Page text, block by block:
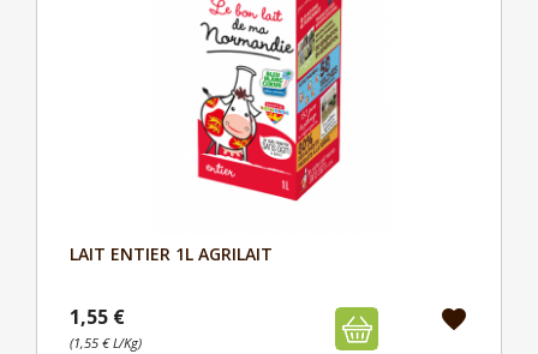
Aperçu
LAIT ENTIER 1L AGRILAIT
1,55 €
(1,55 € L/Kg)
favorite